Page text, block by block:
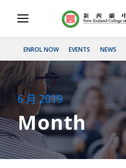
ENROL NOW EVENTS NEWS
6 月 2019
Month